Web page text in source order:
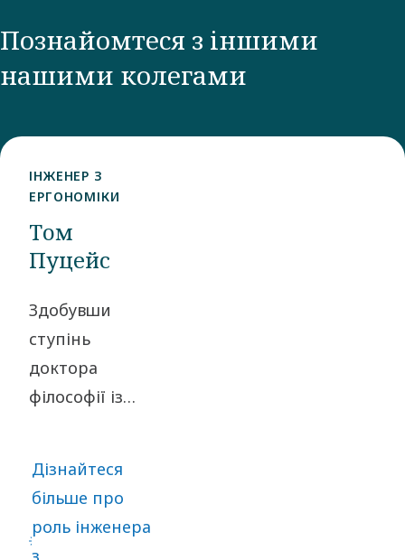
Познайомтеся з іншими
нашими колегами
ІНЖЕНЕР З
ЕРГОНОМІКИ
Том
Пуцейс
Здобувши
ступінь
доктора
філософії із
змінив
почав
Дізнайтеся
більше про
роль інженера
з